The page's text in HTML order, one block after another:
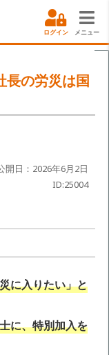
ログイン メニュー
長の労災は国
開日：2026年6月2日
ID:25004
に入りたい」と
に、特別加入を